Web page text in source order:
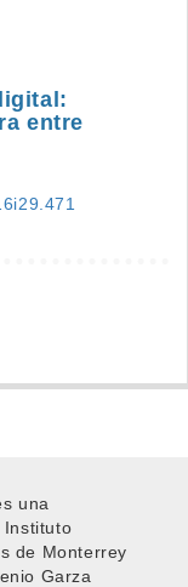
entre
una
Instituto
de Monterrey
Garza